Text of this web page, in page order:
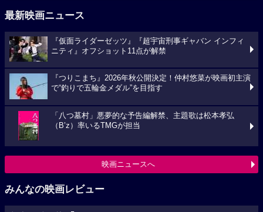
最新映画ニュース
『仮面ライダーゼッツ』『超宇宙刑事ギャバン インフィ
ニティ』オフショット11点が解禁
『つりこまち』2026年秋公開決定！仲村悠菜が映画初主演
で“釣りで五輪金メダル”を目指す
「八つ墓村」悪夢的な予告編解禁、主題歌は松本孝弘
（B’z）率いるTMGが担当
映画ニュースへ
みんなの映画レビュー